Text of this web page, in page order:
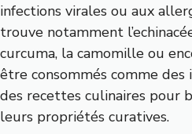
infections virales ou aux
trouve notamment
curcuma, la camomille ou
être consommés comme des
des recettes culinaires pour
leurs propriétés curatives.